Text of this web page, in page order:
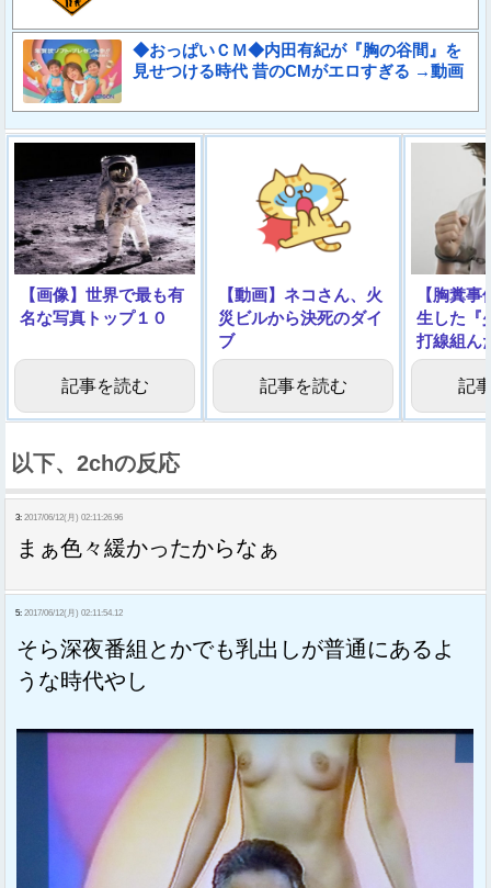
◆おっぱいＣＭ◆内田有紀が『胸の谷間』を
見せつける時代 昔のCMがエロすぎる →動画
【画像】世界で最も有
名な写真トップ１０
記事を読む
【動画】ネコさん、火
災ビルから決死のダイ
ブ
記事を読む
【胸糞
生した『
打線組ん
記
以下、2chの反応
3: 2017/06/12(月) 02:11:26.96
まぁ色々緩かったからなぁ
5: 2017/06/12(月) 02:11:54.12
そら深夜番組とかでも乳出しが普通にあるよ
うな時代やし